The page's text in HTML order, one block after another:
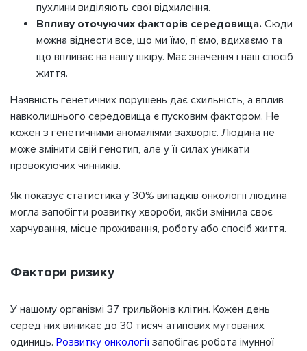
пухлини виділяють свої відхилення.
Впливу оточуючих факторів середовища. Сюди
можна віднести все, що ми їмо, п’ємо, вдихаємо та
що впливає на нашу шкіру. Має значення і наш спосіб
життя.
Наявність генетичних порушень дає схильність, а вплив
навколишнього середовища є пусковим фактором. Не
кожен з генетичними аномаліями захворіє. Людина не
може змінити свій генотип, але у її силах уникати
провокуючих чинників.
Як показує статистика у 30% випадків онкології людина
могла запобігти розвитку хвороби, якби змінила своє
харчування, місце проживання, роботу або спосіб життя.
Фактори ризику
У нашому організмі 37 трильйонів клітин. Кожен день
серед них виникає до 30 тисяч атипових мутованих
одиниць. Розвитку онкології запобігає робота імунної